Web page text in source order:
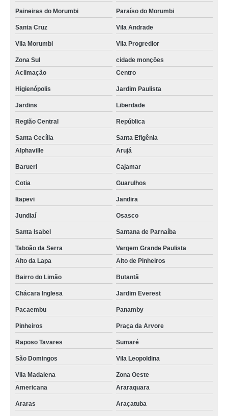
Paineiras do Morumbi Paraíso do Morumbi
Santa Cruz Vila Andrade
Vila Morumbi Vila Progredior
Zona Sul
cidade monções
Aclimação
Centro
Higienópolis Jardim Paulista
Jardins Liberdade
Região Central República
Santa Cecília
Santa Efigênia
Alphaville
Arujá
Barueri Cajamar
Cotia Guarulhos
Itapevi Jandira
Jundiaí Osasco
Santa Isabel Santana de Parnaíba
Taboão da Serra
Vargem Grande Paulista
Alto da Lapa
Alto de Pinheiros
Bairro do Limão Butantã
Chácara Inglesa Jardim Everest
Pacaembu Panamby
Pinheiros Praça da Arvore
Raposo Tavares Sumaré
São Domingos Vila Leopoldina
Vila Madalena
Zona Oeste
Americana
Araraquara
Araras Araçatuba